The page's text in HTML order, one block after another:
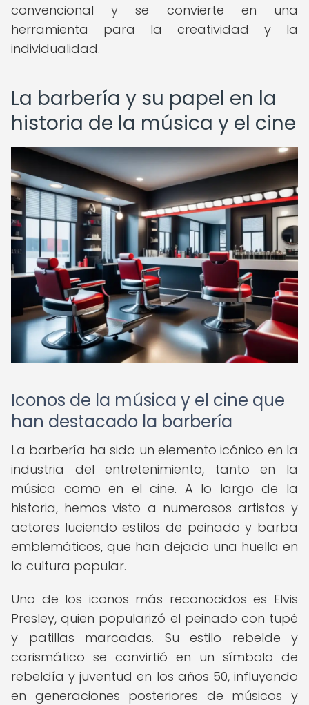
convencional y se convierte en una
herramienta para la creatividad y la
individualidad.
La barbería y su papel en la
historia de la música y el cine
Iconos de la música y el cine que
han destacado la barbería
La barbería ha sido un elemento icónico en la
industria del entretenimiento, tanto en la
música como en el cine. A lo largo de la
historia, hemos visto a numerosos artistas y
actores luciendo estilos de peinado y barba
emblemáticos, que han dejado una huella en
la cultura popular.
Uno de los iconos más reconocidos es Elvis
Presley, quien popularizó el peinado con tupé
y patillas marcadas. Su estilo rebelde y
carismático se convirtió en un símbolo de
rebeldía y juventud en los años 50, influyendo
en generaciones posteriores de músicos y